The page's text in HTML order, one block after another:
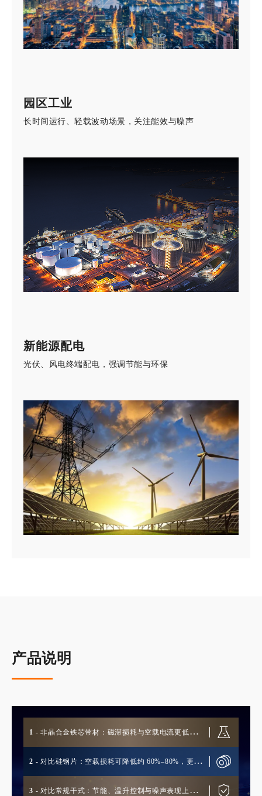
园区工业
长时间运行、轻载波动场景，关注能效与噪声
新能源配电
光伏、风电终端配电，强调节能与环保
产品说明
1 - 非晶合金铁芯带材：磁滞损耗与空载电流更低，
能效更高
2 - 对比硅钢片：空载损耗可降低约 60%–80%，更适
合节能要求高的配电场景
3 - 对比常规干式：节能、温升控制与噪声表现上更